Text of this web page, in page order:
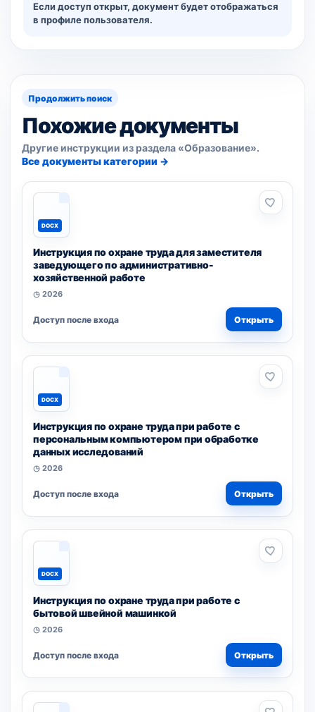
Если доступ открыт, документ будет отображаться
в профиле пользователя.
Продолжить поиск
Похожие документы
Другие инструкции из раздела «Образование».
Все документы категории →
DOCX
Инструкция по охране труда для заместителя
заведующего по административно-
хозяйственной работе
◷ 2026
Доступ после входа Открыть
DOCX
Инструкция по охране труда при работе с
персональным компьютером при обработке
данных исследований
◷ 2026
Доступ после входа Открыть
DOCX
Инструкция по охране труда при работе с
бытовой швейной машинкой
◷ 2026
Доступ после входа Открыть